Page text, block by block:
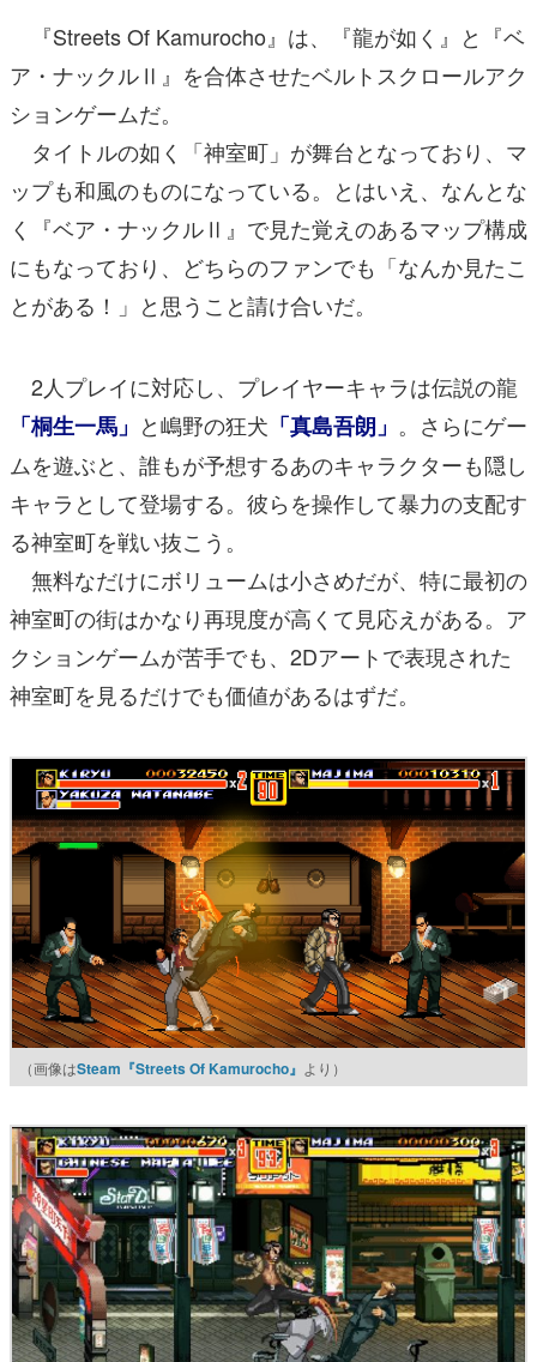
『Streets Of Kamurocho』は、『龍が如く』と『ベ
ア・ナックルⅡ』を合体させたベルトスクロールアク
ションゲームだ。
タイトルの如く「神室町」が舞台となっており、マ
ップも和風のものになっている。とはいえ、なんとな
く『ベア・ナックルⅡ』で見た覚えのあるマップ構成
にもなっており、どちらのファンでも「なんか見たこ
とがある！」と思うこと請け合いだ。
2人プレイに対応し、プレイヤーキャラは伝説の龍
「桐生一馬」 と嶋野の狂犬 「真島吾朗」 。さらにゲー
ムを遊ぶと、誰もが予想するあのキャラクターも隠し
キャラとして登場する。彼らを操作して暴力の支配す
る神室町を戦い抜こう。
無料なだけにボリュームは小さめだが、特に最初の
神室町の街はかなり再現度が高くて見応えがある。ア
クションゲームが苦手でも、2Dアートで表現された
神室町を見るだけでも価値があるはずだ。
（画像はSteam『Streets Of Kamurocho』 より）